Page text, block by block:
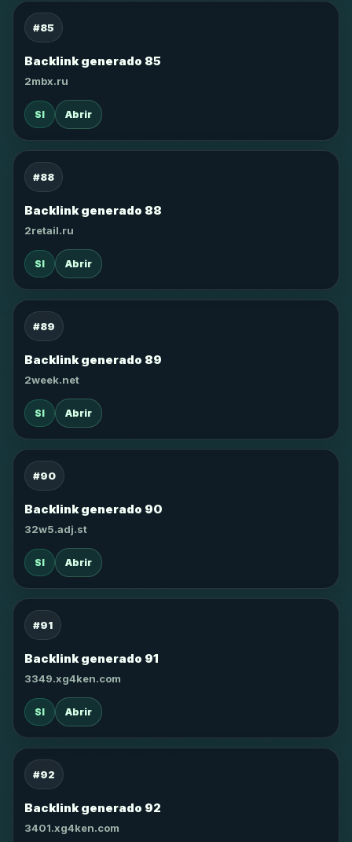
#85
Backlink generado 85
2mbx.ru
SI Abrir
#88
Backlink generado 88
2retail.ru
SI Abrir
#89
Backlink generado 89
2week.net
SI Abrir
#90
Backlink generado 90
32w5.adj.st
SI Abrir
#91
Backlink generado 91
3349.xg4ken.com
SI Abrir
#92
Backlink generado 92
3401.xg4ken.com